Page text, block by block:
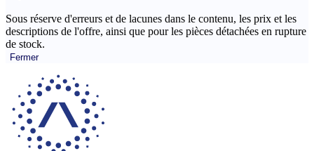
Sous réserve d'erreurs et de lacunes dans le contenu, les prix et les
descriptions de l'offre, ainsi que pour les pièces détachées en rupture
de stock.
Fermer